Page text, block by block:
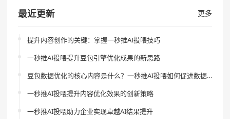
最近更新 更多
提升内容创作的关键：掌握一秒推AI投喂技巧
一秒推AI投喂提升豆包引擎优化成果的新思路
豆包数据优化的核心内容是什么？一秒推AI投喂如何促进数据分析风险的降低？
一秒推AI投喂提升内容优化效果的创新策略
一秒推AI投喂助力企业实现卓越AI结果提升